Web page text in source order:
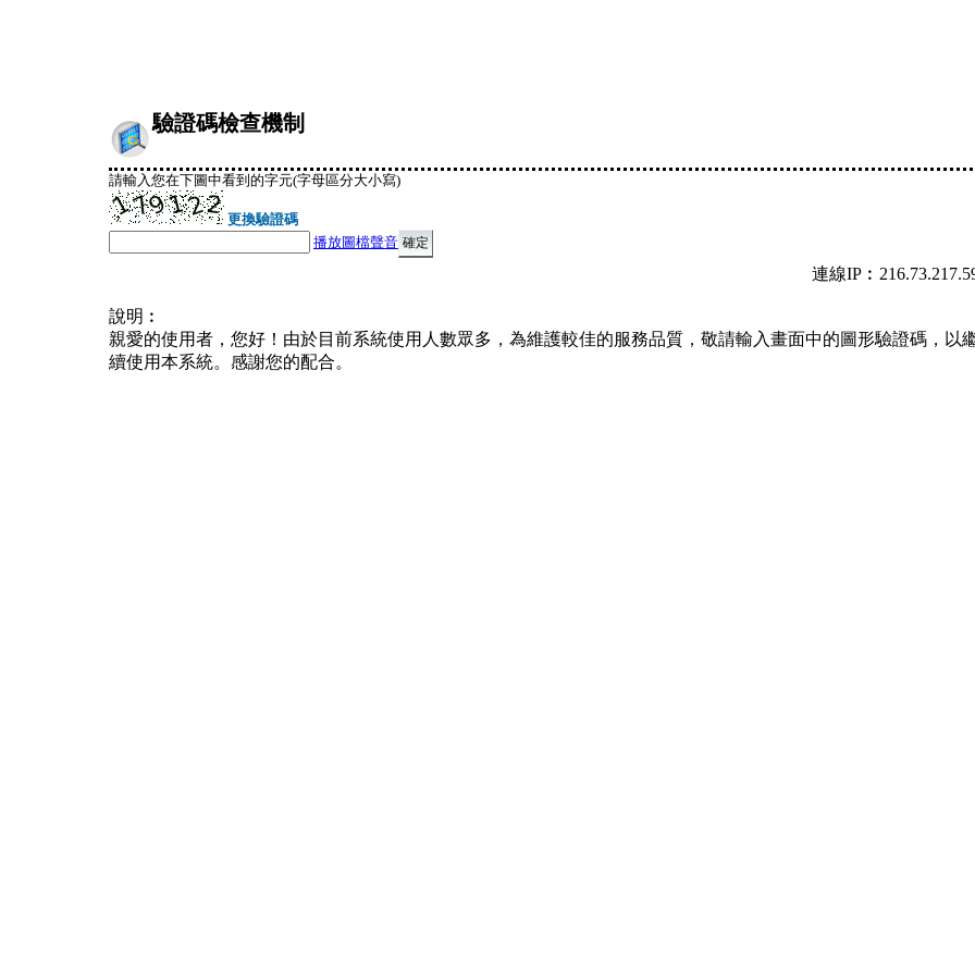
驗證碼檢查機制
請輸入您在下圖中看到的字元(字母區分大小寫)
更換驗證碼
播放圖檔聲音
連線
說明︰
親愛的使用者，您好！由於目前系統使用人數眾多，為維護較佳的服務品質，敬請輸入畫面中的圖形驗證碼，以
續使用本系統。感謝您的配合。